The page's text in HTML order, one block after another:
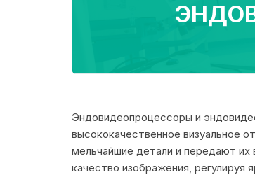
Эндовидеопроцессоры и
высококачественное визуальное
мельчайшие детали и передают их
качество изображения, регулируя